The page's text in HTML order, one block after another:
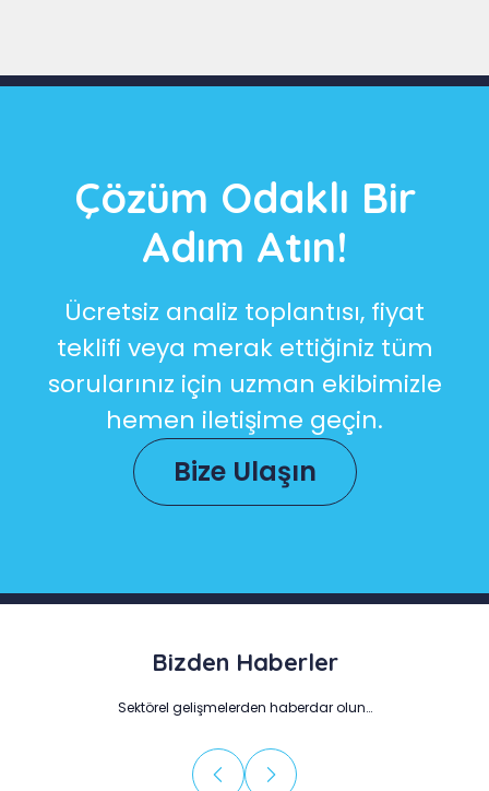
Çözüm Odaklı Bir
Adım Atın!
Ücretsiz analiz toplantısı, fiyat
teklifi veya merak ettiğiniz tüm
sorularınız için uzman ekibimizle
hemen iletişime geçin.
Bize Ulaşın
Bizden Haberler
Sektörel gelişmelerden haberdar olun…